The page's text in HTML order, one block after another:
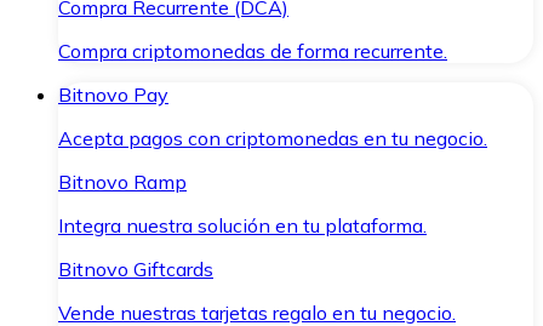
Compra Recurrente (DCA)
Compra criptomonedas de forma recurrente.
Bitnovo Pay
Acepta pagos con criptomonedas en tu negocio.
Bitnovo Ramp
Integra nuestra solución en tu plataforma.
Bitnovo Giftcards
Vende nuestras tarjetas regalo en tu negocio.